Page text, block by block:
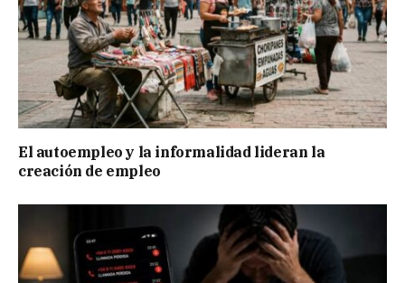
El autoempleo y la informalidad lideran la
creación de empleo